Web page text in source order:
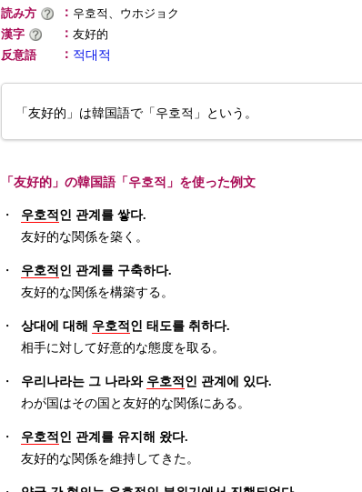
読み方
： 우호적、ウホジョク
漢字
： 友好的
反意語
： 적대적
「友好的」は韓国語で「우호적」という。
「友好的」の韓国語「우호적」を使った例文
・ 우호적 인 관계를 쌓다.
友好的な関係を築く。
・ 우호적 인 관계를 구축하다.
友好的な関係を構築する。
・ 상대에 대해 우호적 인 태도를 취하다.
相手に対して好意的な態度を取る。
・ 우리나라는 그 나라와 우호적 인 관계에 있다.
わが国はその国と友好的な関係にある。
・ 우호적 인 관계를 유지해 왔다.
友好的な関係を維持してきた。